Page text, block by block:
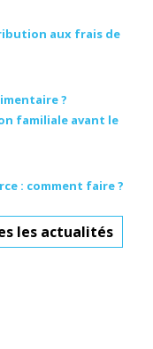
aux frais de
?
familiale avant le
: comment faire ?
les actualités